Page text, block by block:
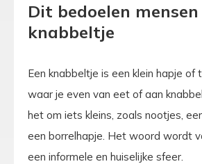
Dit bedoelen
knabbeltje
Een knabbeltje is een klein hapje of
waar je even van eet of aan
het om iets kleins, zoals nootjes,
een borrelhapje. Het woord wordt
een informele en huiselijke sfeer.